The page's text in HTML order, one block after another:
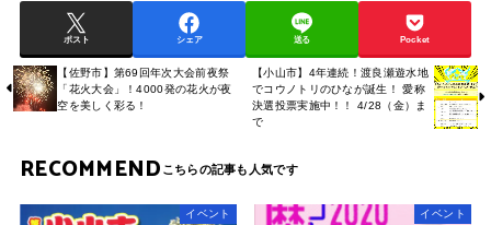
ポスト シェア 送る Pocket
【佐野市】第69回年次大会前夜祭
「花火大会」！4000発の花火が夜
空を美しく彩る！
【小山市】4年連続！渡良瀬遊水地
でコウノトリのひなが誕生！ 愛称
決選投票実施中！！ 4/28（金）ま
で
RECOMMEND
イベント イベント